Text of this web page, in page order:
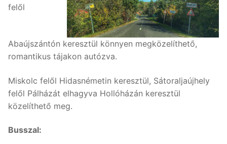
felől
Abaújszántón keresztül könnyen megközelíthető,
romantikus tájakon autózva.
Miskolc felől Hidasnémetin keresztül, Sátoraljaújhely
felől Pálházát elhagyva Hollóházán keresztül
közelíthető meg.
Busszal: